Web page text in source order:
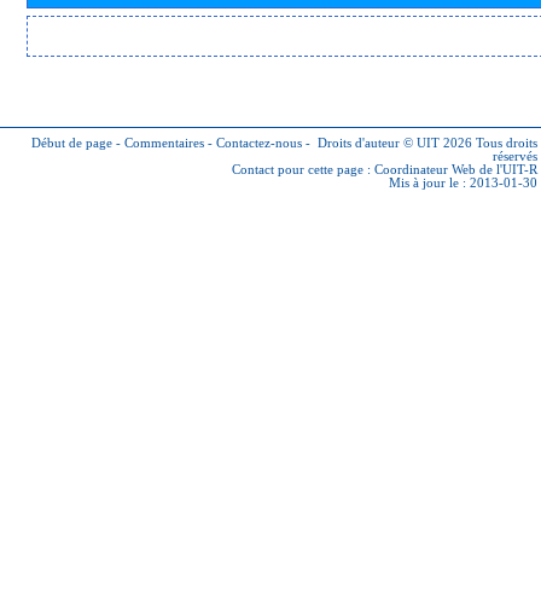
Début de page - Commentaires - Contactez-nous - Droits d'auteur © UIT 2026 Tous droits
réservés
Contact pour cette page : Coordinateur Web de l'UIT-R
Mis à jour le : 2013-01-30